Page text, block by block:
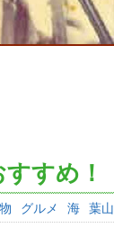
すめ！
グルメ 海 葉山